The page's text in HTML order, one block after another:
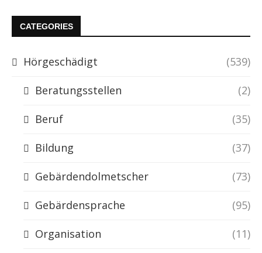
CATEGORIES
Hörgeschädigt (539)
Beratungsstellen (2)
Beruf (35)
Bildung (37)
Gebärdendolmetscher (73)
Gebärdensprache (95)
Organisation (11)